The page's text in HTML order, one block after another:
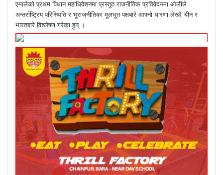
एमालेको प्रथम विधान महाधिवेशनमा प्रस्तुत राजनीतिक प्रतिवेदनमा ओलीले
अन्तर्राष्ट्रिय परिस्थिति र भूराजनीतिका मूलभूत पक्षबारे आफ्नो धारणा लेख्दै चीन र
भारतबारे विश्लेषण गरेका हुन् ।